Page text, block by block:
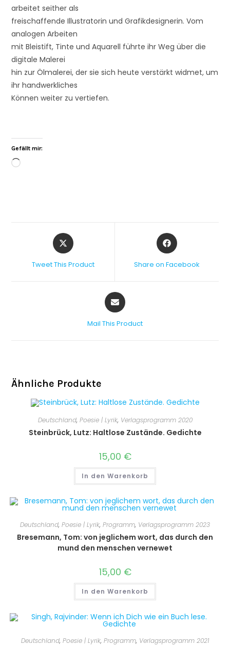
arbeitet seither als
freischaffende Illustratorin und Grafikdesignerin. Vom
analogen Arbeiten
mit Bleistift, Tinte und Aquarell führte ihr Weg über die
digitale Malerei
hin zur Ölmalerei, der sie sich heute verstärkt widmet, um
ihr handwerkliches
Können weiter zu vertiefen.
Gefällt mir:
Tweet This Product Share on Facebook
Mail This Product
Ähnliche Produkte
Deutschland, Poesie | Lyrik, Verlagsprogramm 2020
Steinbrück, Lutz: Haltlose Zustände. Gedichte
15,00 €
In den Warenkorb
Deutschland, Poesie | Lyrik, Programm, Verlagsprogramm 2023
Bresemann, Tom: von jeglichem wort, das durch den
mund den menschen vernewet
15,00 €
In den Warenkorb
Deutschland, Poesie | Lyrik, Programm, Verlagsprogramm 2021